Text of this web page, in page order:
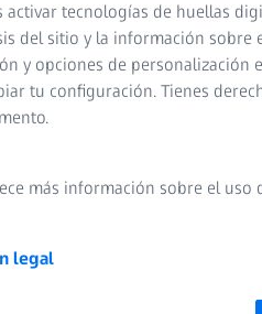
Mejor
imágenes
Imágenes
tecnologías de huellas
del sitio y la información sobre
y opciones de personalización
tu configuración. Tienes
más información sobre el uso
legal